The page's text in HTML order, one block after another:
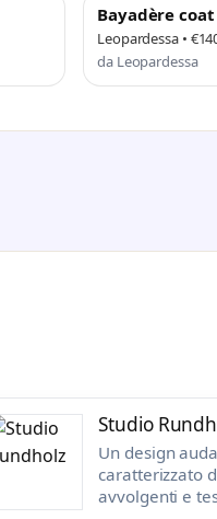
Bayadère coat
Leopardessa •
da Leopardessa
Studio
Un design
caratterizzato
avvolgenti e